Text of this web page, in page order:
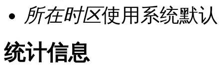
所在时区使用系统默认
统计信息